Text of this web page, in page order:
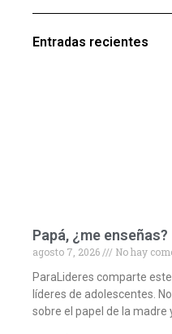
Entradas recientes
Papá, ¿me
agosto 7, 2026
No hay
ParaLideres comparte
líderes de adolescentes.
sobre el papel de la madre